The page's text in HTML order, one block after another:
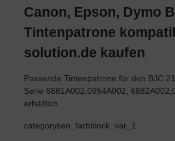
Canon, Epson, Dymo
Tintenpatrone
solution.de kaufen
Passende Tintenpatrone für den BJC
Serie 6881A002,0954A002,
erhältlich.
categoryseo_farbblock_var_1